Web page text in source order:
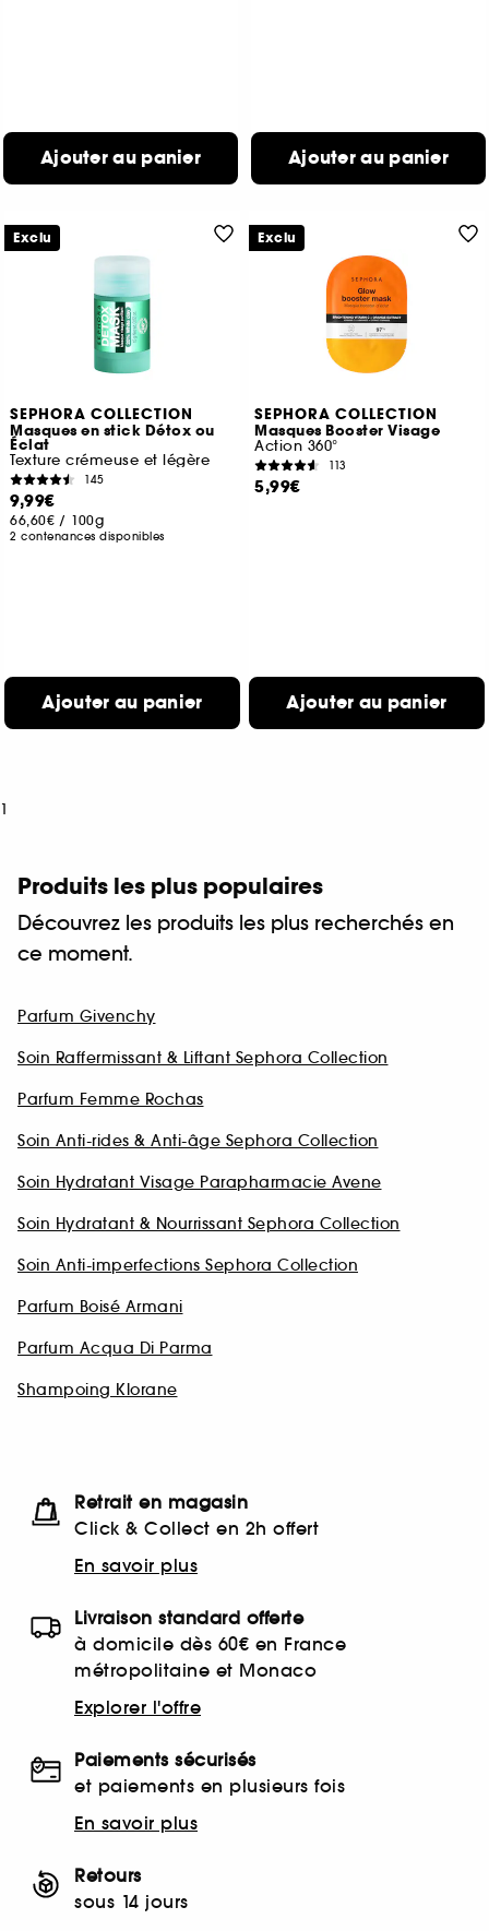
Ajouter au panier Ajouter au panier
SEPHORA COLLECTION
Masques en stick Détox ou
Éclat
Texture crémeuse et légère
145
9,99€
66,60€ / 100g
2 contenances disponibles
Ajouter au panier
Exclu
SEPHORA COLLECTION
Masques Booster Visage
Action 360°
113
5,99€
Ajouter au panier
Exclu
1
Produits les plus populaires
Découvrez les produits les plus recherchés en
ce moment.
Parfum Givenchy
Soin Raffermissant & Liftant Sephora Collection
Parfum Femme Rochas
Soin Anti-rides & Anti-âge Sephora Collection
Soin Hydratant Visage Parapharmacie Avene
Soin Hydratant & Nourrissant Sephora Collection
Soin Anti-imperfections Sephora Collection
Parfum Boisé Armani
Parfum Acqua Di Parma
Shampoing Klorane
Retrait en magasin
Click & Collect en 2h offert
En savoir plus
Livraison standard offerte
à domicile dès 60€ en France
métropolitaine et Monaco
Explorer l'offre
Paiements sécurisés
et paiements en plusieurs fois
En savoir plus
Retours
sous 14 jours